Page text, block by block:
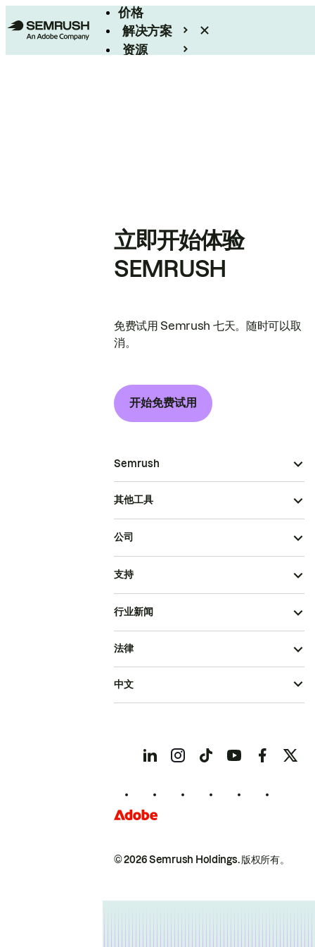
价格
解决方案
资源
立即开始体验
SEMRUSH
免费试用 Semrush 七天。随时可以取
消。
开始免费试用
Semrush
其他工具
公司
支持
行业新闻
© 2026 Semrush Holdings.版权所有。
法律
中文